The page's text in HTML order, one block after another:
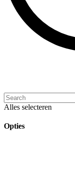
Alles selecteren
Opties